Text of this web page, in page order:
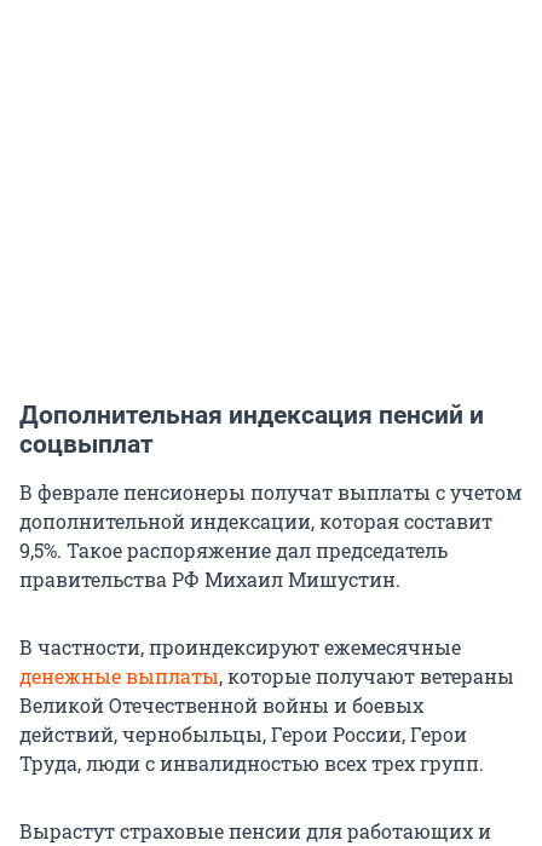
Дополнительная индексация пенсий и
соцвыплат
В феврале пенсионеры получат выплаты с учетом
дополнительной индексации, которая составит
9,5%. Такое распоряжение дал председатель
правительства РФ Михаил Мишустин.
В частности, проиндексируют ежемесячные
денежные выплаты, которые получают ветераны
Великой Отечественной войны и боевых
действий, чернобыльцы, Герои России, Герои
Труда, люди с инвалидностью всех трех групп.
Вырастут страховые пенсии для работающих и